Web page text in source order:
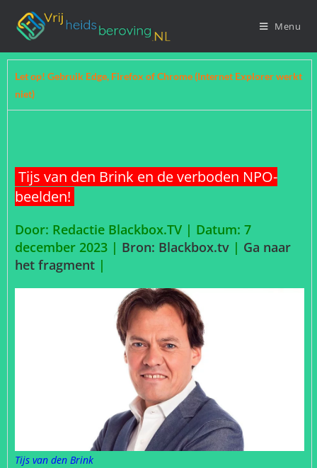
Menu
Let op! Gebruik Edge, Firefox of Chrome (Internet Explorer werkt
niet)
Tijs van den Brink en de verboden NPO-
beelden!
Door: Redactie Blackbox.TV | Datum: 7
december 2023 | Bron: Blackbox.tv | Ga naar
het fragment |
Tijs van den Brink